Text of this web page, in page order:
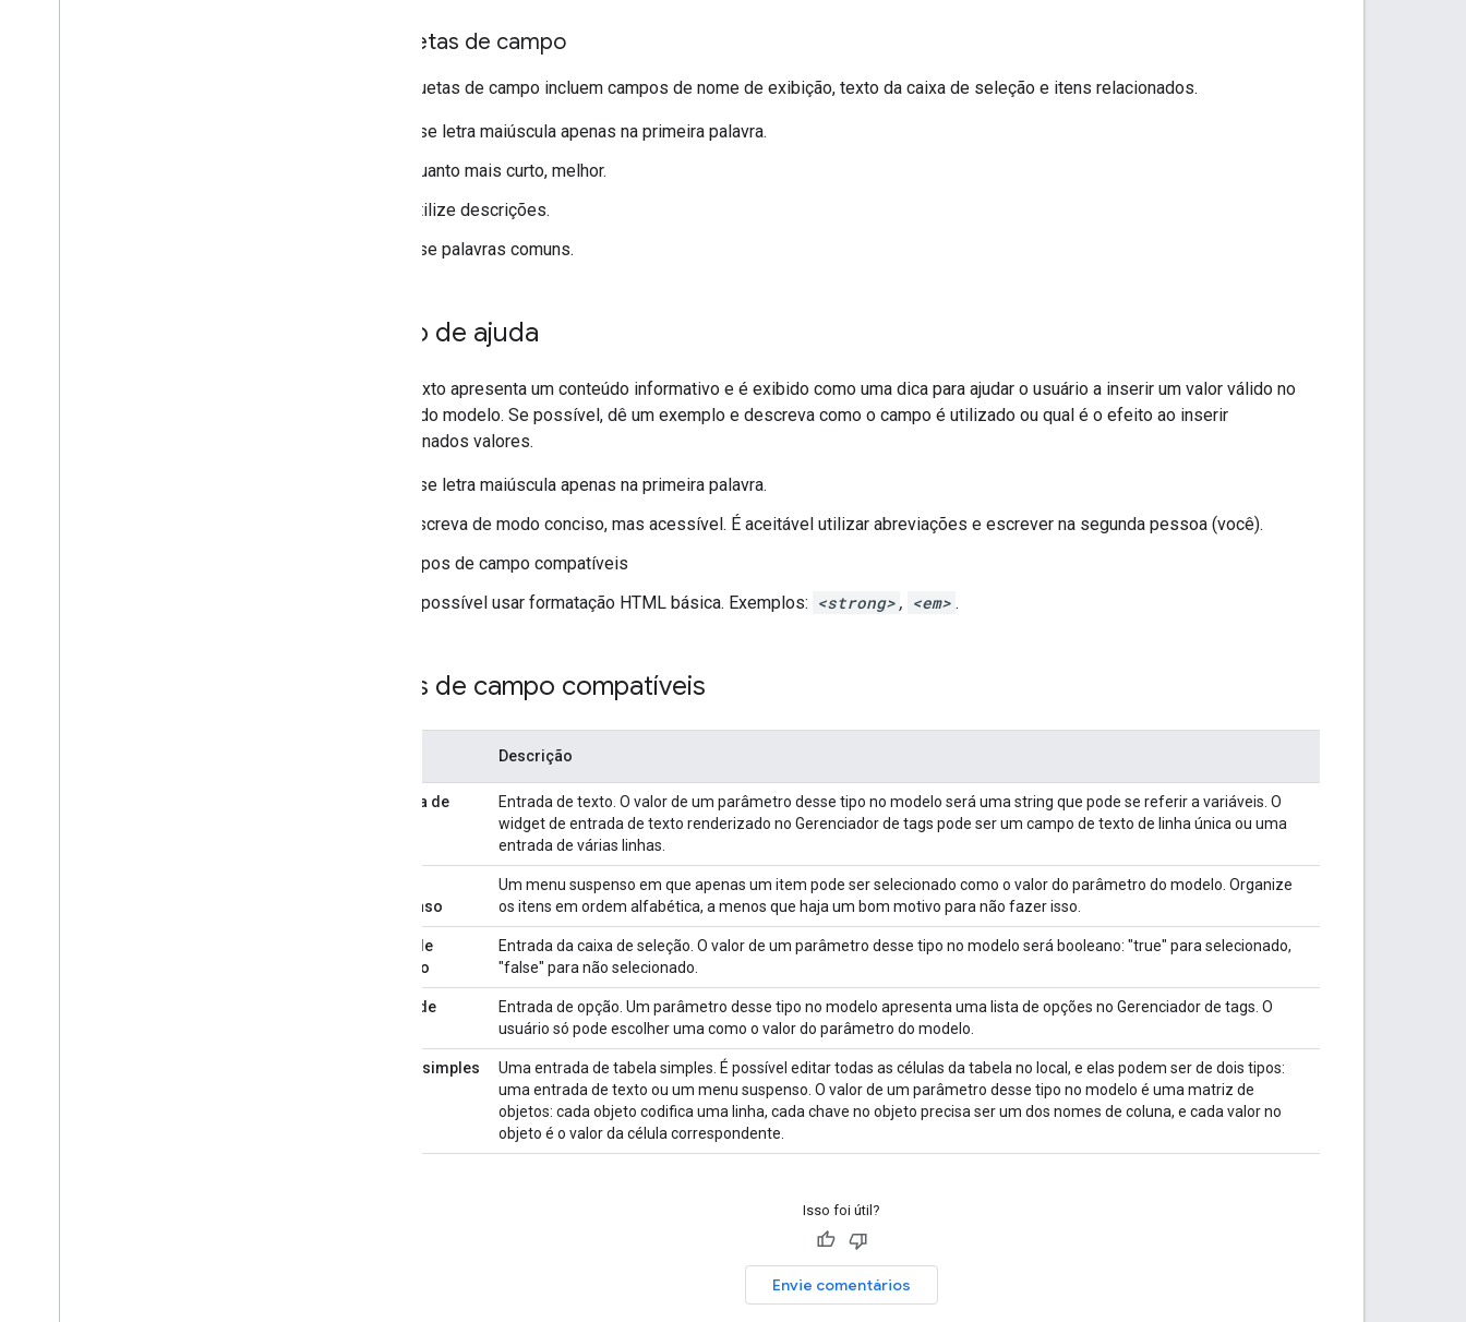
Etiquetas de campo
As etiquetas de campo incluem campos de nome de exibição, texto da caixa de seleção e itens relacionados.
Use letra maiúscula apenas na primeira palavra.
Quanto mais curto, melhor.
Utilize descrições.
Use palavras comuns.
Texto de ajuda
Esse texto apresenta um conteúdo informativo e é exibido como uma dica para ajudar o usuário a inserir um valor válido no
campo do modelo. Se possível, dê um exemplo e descreva como o campo é utilizado ou qual é o efeito ao inserir
determinados valores.
Use letra maiúscula apenas na primeira palavra.
Escreva de modo conciso, mas acessível. É aceitável utilizar abreviações e escrever na segunda pessoa (você).
Tipos de campo compatíveis
É possível usar formatação HTML básica. Exemplos: <strong> , <em> .
Tipos de campo compatíveis
Descrição
Entrada de
Entrada de texto. O valor de um parâmetro desse tipo no modelo será uma string que pode se referir a variáveis. O
widget de entrada de texto renderizado no Gerenciador de tags pode ser um campo de texto de linha única ou uma
entrada de várias linhas.
suspenso
Um menu suspenso em que apenas um item pode ser selecionado como o valor do parâmetro do modelo. Organize
os itens em ordem alfabética, a menos que haja um bom motivo para não fazer isso.
Caixa de
seleção
Entrada da caixa de seleção. O valor de um parâmetro desse tipo no modelo será booleano: "true" para selecionado,
"false" para não selecionado.
Botão de
Entrada de opção. Um parâmetro desse tipo no modelo apresenta uma lista de opções no Gerenciador de tags. O
usuário só pode escolher uma como o valor do parâmetro do modelo.
Tabela simples
Uma entrada de tabela simples. É possível editar todas as células da tabela no local, e elas podem ser de dois tipos:
uma entrada de texto ou um menu suspenso. O valor de um parâmetro desse tipo no modelo é uma matriz de
objetos: cada objeto codifica uma linha, cada chave no objeto precisa ser um dos nomes de coluna, e cada valor no
objeto é o valor da célula correspondente.
Isso foi útil?
Envie comentários